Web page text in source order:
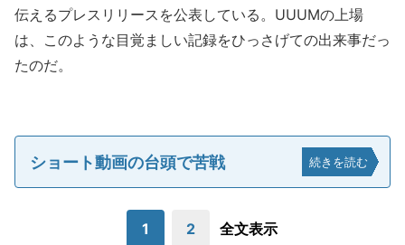
伝えるプレスリリースを公表している。UUUMの上場
は、このような目覚ましい記録をひっさげての出来事だっ
たのだ。
ショート動画の台頭で苦戦 続きを読む
1 2 全文表示